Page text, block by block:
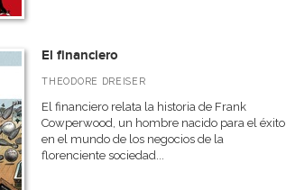
El financiero
THEODORE DREISER
El financiero relata la historia de Frank
Cowperwood, un hombre nacido para el éxito
en el mundo de los negocios de la
florenciente sociedad...